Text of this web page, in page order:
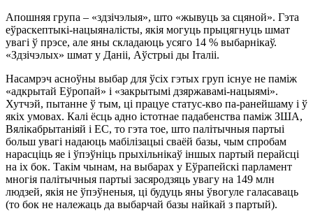
Апошняя група – «здзічэлыя», што «жывуць за сцяной». Гэта
еўраскептыкі-нацыяналісты, якія могуць прыцягнуць шмат
увагі ў прэсе, але яны складаюць усяго 14 % выбарнікаў.
«Здзічэлых» шмат у Даніі, Аўстрыі ды Італіі.
Насамрэч асноўны выбар для ўсіх гэтых груп існуе не паміж
«адкрытай Еўропай» і «закрытымі дзяржавамі-нацыямі».
Хутчэй, пытанне ў тым, ці працуе статус-кво па-ранейшаму і ў
якіх умовах. Калі ёсць адно істотнае падабенства паміж ЗША,
Вялікабрытаніяй і ЕС, то гэта тое, што палітычныя партыі
больш увагі надаюць мабілізацыі сваёй базы, чым спробам
нарасціць яе і ўпэўніць прыхільнікаў іншых партый перайсці
на іх бок. Такім чынам, на выбарах у Еўрапейскі парламент
многія палітычныя партыі засяродзяць увагу на 149 млн
людзей, якія не ўпэўненыя, ці будуць яны ўвогуле галасаваць
(то бок не належаць да выбарчай базы найкай з партый).